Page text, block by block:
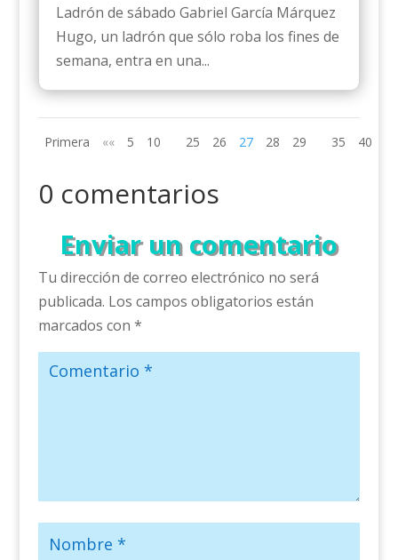
Ladrón de sábado Gabriel García Márquez
Hugo, un ladrón que sólo roba los fines de
semana, entra en una...
Primera «« 5 10 25 26 27 28 29 35 40
0 comentarios
Enviar un comentario
Tu dirección de correo electrónico no será
publicada. Los campos obligatorios están
marcados con *